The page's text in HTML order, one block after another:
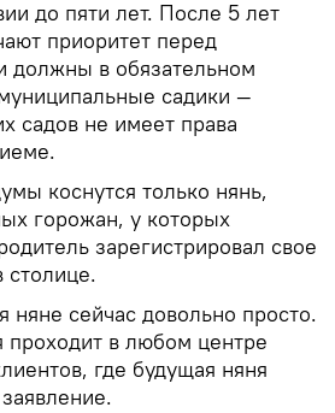
до пяти лет. После 5 лет
приоритет перед
должны в обязательном
садики —
садов не имеет права
коснутся только нянь,
горожан, у которых
зарегистрировал свое
столице.
няне сейчас довольно просто.
проходит в любом центре
где будущая няня